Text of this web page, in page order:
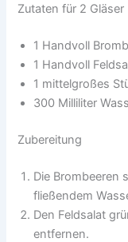
Zutaten für 2 Gläser
1 Handvoll
1 Handvoll
1 mittelgroßes
300 Milliliter
Zubereitung
Die Brombeeren
fließendem
Den Feldsalat
entfernen.